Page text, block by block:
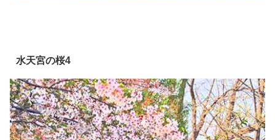
水天宮の桜4